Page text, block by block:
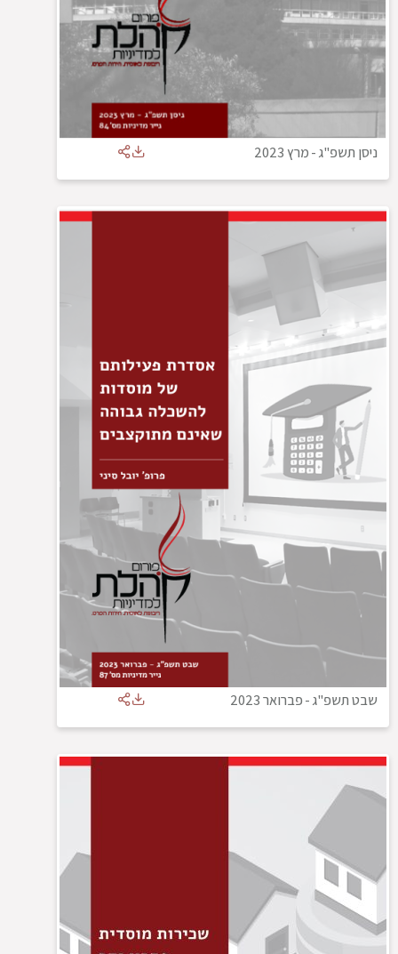
ניסן תשפ"ג-מרץ 2023
שבט תשפ"ג-פברואר 2023